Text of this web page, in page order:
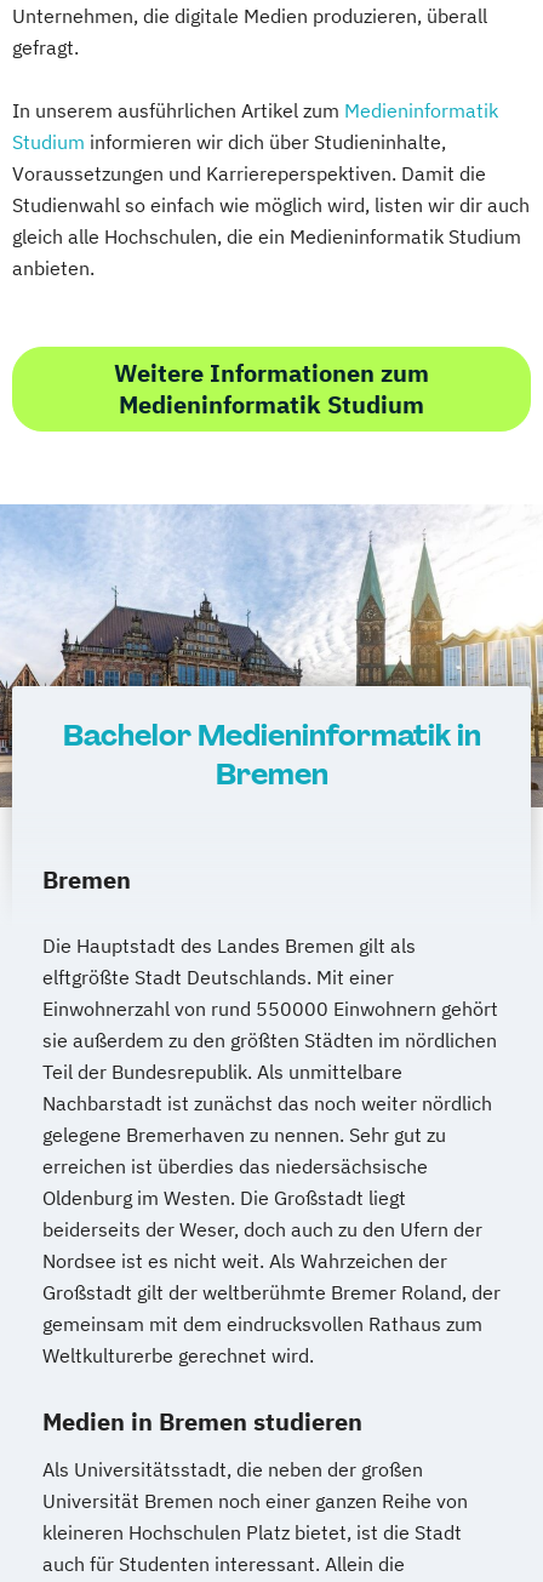
Unternehmen, die digitale Medien produzieren, überall
gefragt.
In unserem ausführlichen Artikel zum Medieninformatik
Studium informieren wir dich über Studieninhalte,
Voraussetzungen und Karriereperspektiven. Damit die
Studienwahl so einfach wie möglich wird, listen wir dir auch
gleich alle Hochschulen, die ein Medieninformatik Studium
anbieten.
Weitere Informationen zum
Medieninformatik Studium
Bachelor Medieninformatik in
Bremen
Bremen
Die Hauptstadt des Landes Bremen gilt als
elftgrößte Stadt Deutschlands. Mit einer
Einwohnerzahl von rund 550000 Einwohnern gehört
sie außerdem zu den größten Städten im nördlichen
Teil der Bundesrepublik. Als unmittelbare
Nachbarstadt ist zunächst das noch weiter nördlich
gelegene Bremerhaven zu nennen. Sehr gut zu
erreichen ist überdies das niedersächsische
Oldenburg im Westen. Die Großstadt liegt
beiderseits der Weser, doch auch zu den Ufern der
Nordsee ist es nicht weit. Als Wahrzeichen der
Großstadt gilt der weltberühmte Bremer Roland, der
gemeinsam mit dem eindrucksvollen Rathaus zum
Weltkulturerbe gerechnet wird.
Medien in Bremen studieren
Als Universitätsstadt, die neben der großen
Universität Bremen noch einer ganzen Reihe von
kleineren Hochschulen Platz bietet, ist die Stadt
auch für Studenten interessant. Allein die